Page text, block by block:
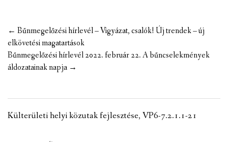
Post
navigation
← Bűnmegelőzési hírlevél – Vigyázat, csalók! Új trendek – új
elkövetési magatartások
Bűnmegelőzési hírlevél 2022. február 22. A bűncselekmények
áldozatainak napja →
Külterületi helyi közutak fejlesztése, VP6-7.2.1.1-21